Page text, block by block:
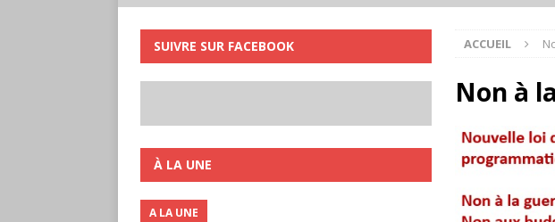
ACCUEIL
Non à
SUIVRE SUR FACEBOOK
À LA UNE
A LA UNE